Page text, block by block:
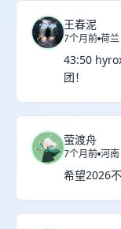
王春泥
7个月前 荷兰
43:50
团！
萤渡舟
7个月前 河南
希望2026